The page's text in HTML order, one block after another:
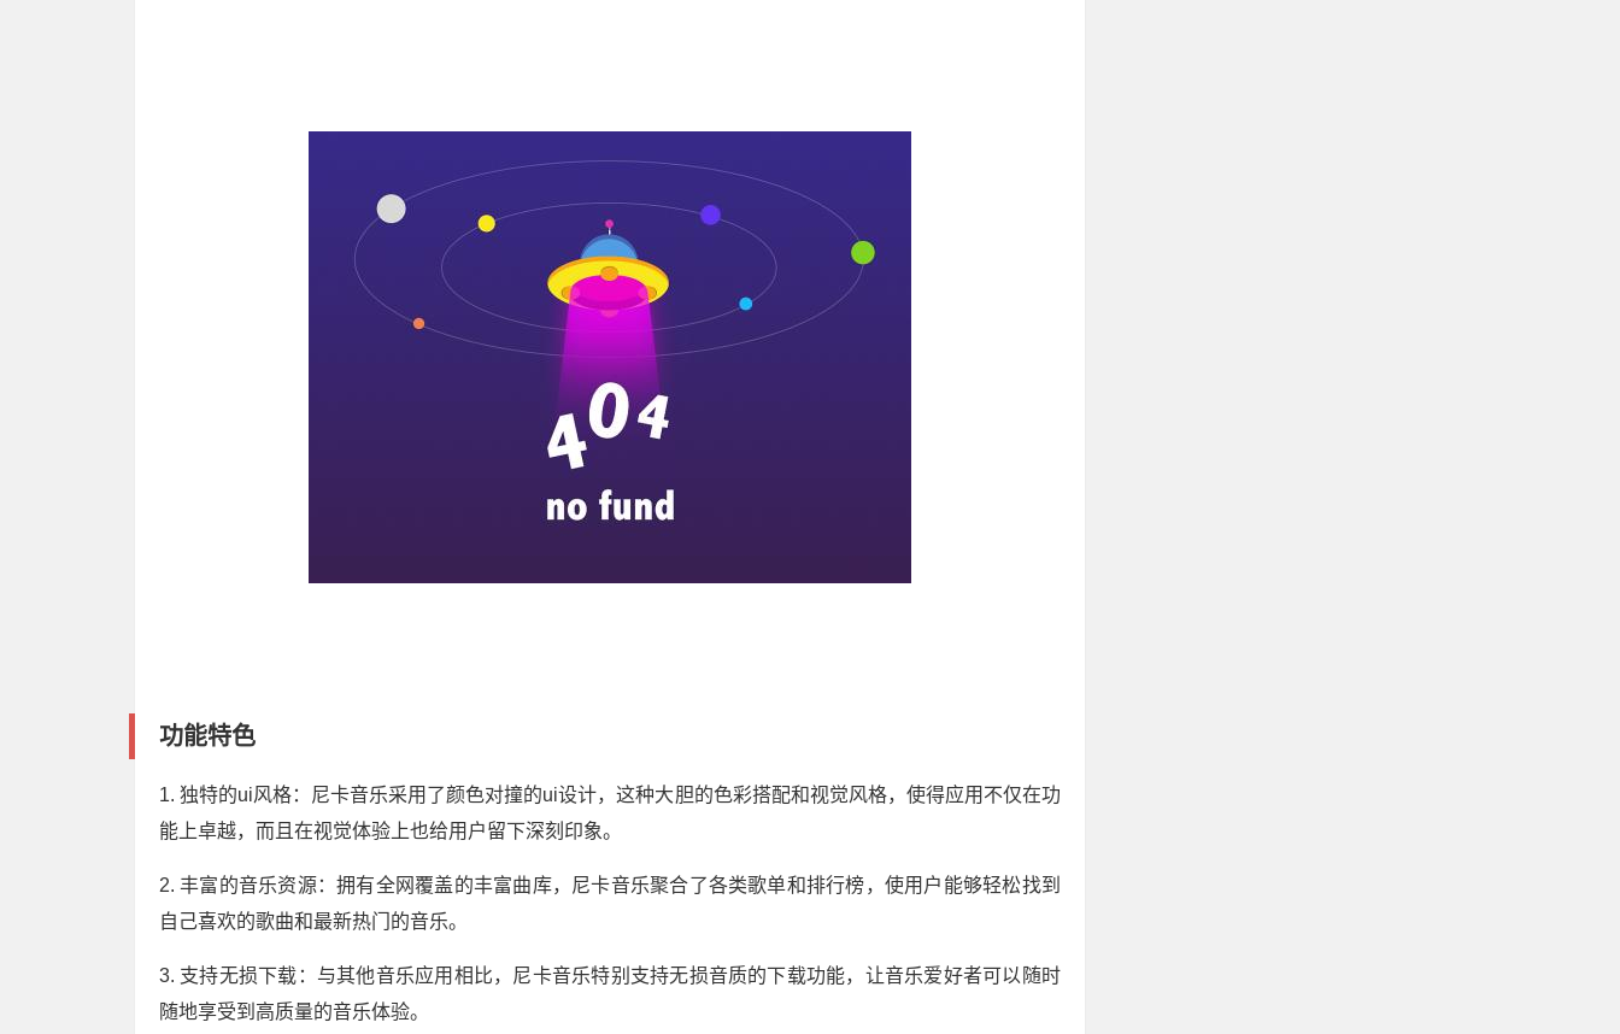
功能特色
1. 独特的ui风格：尼卡音乐采用了颜色对撞的ui设计，这种大胆的色彩搭配和视觉风格，使得应用不仅在功
能上卓越，而且在视觉体验上也给用户留下深刻印象。
2. 丰富的音乐资源：拥有全网覆盖的丰富曲库，尼卡音乐聚合了各类歌单和排行榜，使用户能够轻松找到
自己喜欢的歌曲和最新热门的音乐。
3. 支持无损下载：与其他音乐应用相比，尼卡音乐特别支持无损音质的下载功能，让音乐爱好者可以随时
随地享受到高质量的音乐体验。